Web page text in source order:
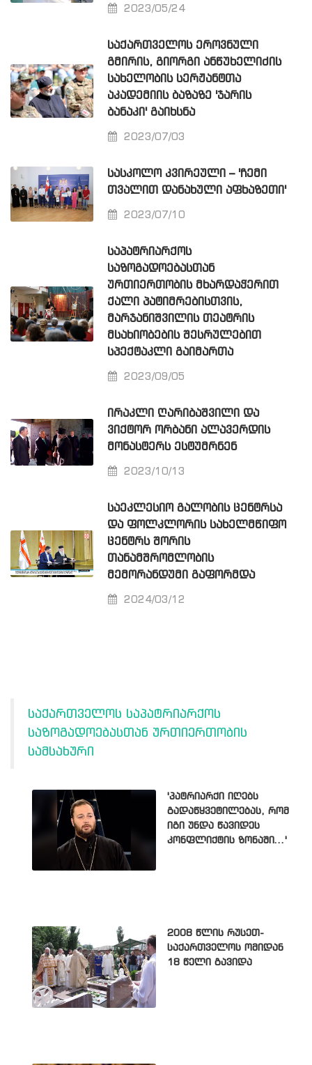
2023/05/24
ᲡᲐᲥᲐᲠᲗᲕᲔᲚᲝᲡ ᲔᲠᲝᲕᲜᲣᲚᲘ
ᲒᲛᲘᲠᲘᲡ, ᲒᲘᲝᲠᲒᲘ ᲐᲜᲬᲣᲮᲔᲚᲘᲫᲘᲡ
ᲡᲐᲮᲔᲚᲝᲑᲘᲡ ᲡᲔᲠᲟᲐᲜᲢᲗᲐ
ᲐᲙᲐᲓᲔᲛᲘᲘᲡ ᲑᲐᲖᲐᲖᲔ 'ᲯᲐᲠᲘᲡ
ᲑᲐᲜᲐᲙᲘ' ᲒᲐᲘᲮᲡᲜᲐ
2023/07/03
ᲡᲐᲡᲙᲝᲚᲝ ᲙᲕᲘᲠᲔᲣᲚᲘ – 'ᲩᲔᲛᲘ
ᲗᲕᲐᲚᲘᲗ ᲓᲐᲜᲐᲮᲣᲚᲘ ᲐᲤᲮᲐᲖᲔᲗᲘ'
2023/07/10
ᲡᲐᲞᲐᲢᲠᲘᲐᲠᲥᲝᲡ
ᲡᲐᲖᲝᲒᲐᲓᲝᲔᲑᲐᲡᲗᲐᲜ
ᲣᲠᲗᲘᲔᲠᲗᲝᲑᲘᲡ ᲛᲮᲐᲠᲓᲐᲭᲔᲠᲘᲗ
ᲥᲐᲚᲘ ᲞᲐᲢᲘᲛᲠᲔᲑᲘᲡᲗᲕᲘᲡ,
ᲛᲐᲠᲯᲐᲜᲘᲨᲕᲘᲚᲘᲡ ᲗᲔᲐᲢᲠᲘᲡ
ᲛᲡᲐᲮᲘᲝᲑᲔᲑᲘᲡ ᲨᲔᲡᲠᲣᲚᲔᲑᲘᲗ
ᲡᲞᲔᲥᲢᲐᲙᲚᲘ ᲒᲐᲘᲛᲐᲠᲗᲐ
2023/09/05
ᲘᲠᲐᲙᲚᲘ ᲦᲐᲠᲘᲑᲐᲨᲕᲘᲚᲘ ᲓᲐ
ᲕᲘᲥᲢᲝᲠ ᲝᲠᲑᲐᲜᲘ ᲐᲚᲐᲕᲔᲠᲓᲘᲡ
ᲛᲝᲜᲐᲡᲢᲔᲠᲡ ᲔᲡᲢᲣᲛᲠᲜᲔᲜ
2023/10/13
ᲡᲐᲔᲙᲚᲔᲡᲘᲝ ᲒᲐᲚᲝᲑᲘᲡ ᲪᲔᲜᲢᲠᲡᲐ
ᲓᲐ ᲤᲝᲚᲙᲚᲝᲠᲘᲡ ᲡᲐᲮᲔᲚᲛᲬᲘᲤᲝ
ᲪᲔᲜᲢᲠᲡ ᲨᲝᲠᲘᲡ
ᲗᲐᲜᲐᲛᲨᲠᲝᲛᲚᲝᲑᲘᲡ
ᲛᲔᲛᲝᲠᲐᲜᲓᲣᲛᲘ ᲒᲐᲤᲝᲠᲛᲓᲐ
2024/03/12
საქართველოს საპატრიარქოს
საზოგადოებასთან ურთიერთობის
სამსახური
'პატრიარქი იღებს
გადაწყვეტილებას, რომ
იგი უნდა წავიდეს
კონფლიქტის ზონაში...'
2008 წლის რუსეთ-
საქართველოს ომიდან
18 წელი გავიდა